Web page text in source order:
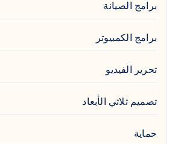
برامج الصيانة
برامج الكمبيوتر
تحرير الفيديو
تصميم ثلاثي الأبعاد
حماية